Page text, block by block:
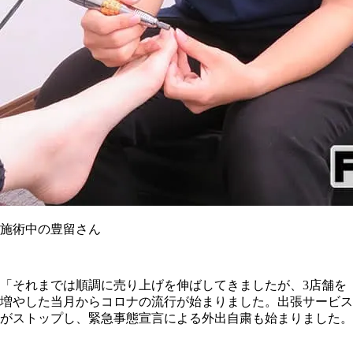
施術中の豊留さん
「それまでは順調に売り上げを伸ばしてきましたが、3店舗を
増やした当月からコロナの流行が始まりました。出張サービス
がストップし、緊急事態宣言による外出自粛も始まりました。